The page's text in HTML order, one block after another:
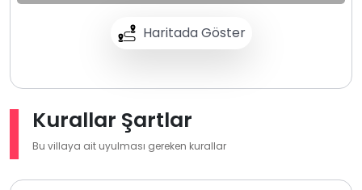
Haritada Göster
Kurallar Şartlar
Bu villaya ait uyulması gereken kurallar